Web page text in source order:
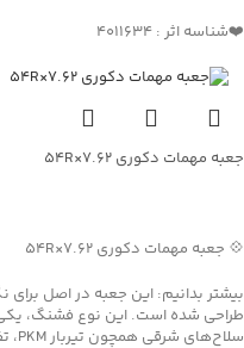
❤️شناسه اثر : 4011634
جعبه مهمات دکوری ۷.۶۲×۵۴R
💠 جعبه مهمات دکوری ۷.۶۲×۵۴R
طراحی شده است. این نوع فشنگ، یکی